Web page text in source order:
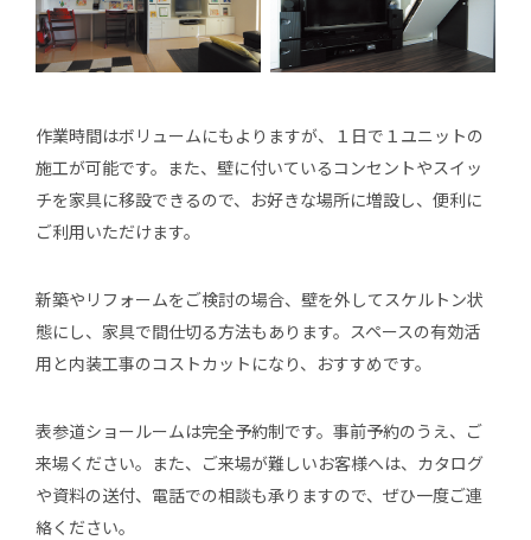
作業時間はボリュームにもよりますが、１日で１ユニットの
施工が可能です。また、壁に付いているコンセントやスイッ
チを家具に移設できるので、お好きな場所に増設し、便利に
ご利用いただけます。
新築やリフォームをご検討の場合、壁を外してスケルトン状
態にし、家具で間仕切る方法もあります。スペースの有効活
用と内装工事のコストカットになり、おすすめです。
表参道ショールームは完全予約制です。事前予約のうえ、ご
来場ください。また、ご来場が難しいお客様へは、カタログ
や資料の送付、電話での相談も承りますので、ぜひ一度ご連
絡ください。